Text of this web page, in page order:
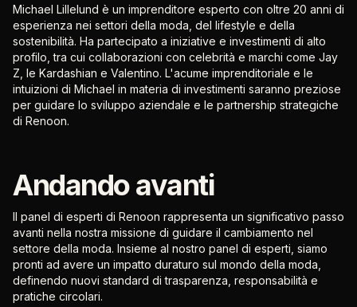
Michael Lillelund è un imprenditore esperto con oltre 20 anni di
esperienza nei settori della moda, del lifestyle e della
sostenibilità. Ha partecipato a iniziative e investimenti di alto
profilo, tra cui collaborazioni con celebrità e marchi come Jay
Z, le Kardashian e Valentino. L'acume imprenditoriale e le
intuizioni di Michael in materia di investimenti saranno preziose
per guidare lo sviluppo aziendale e le partnership strategiche
di Renoon.
Andando avanti
Il panel di esperti di Renoon rappresenta un significativo passo
avanti nella nostra missione di guidare il cambiamento nel
settore della moda. Insieme al nostro panel di esperti, siamo
pronti ad avere un impatto duraturo sul mondo della moda,
definendo nuovi standard di trasparenza, responsabilità e
pratiche circolari.